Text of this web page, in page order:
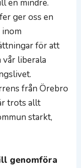
en mindre.
ger oss en
för att
vår liberala
från Örebro
trots allt
starkt,
genomföra